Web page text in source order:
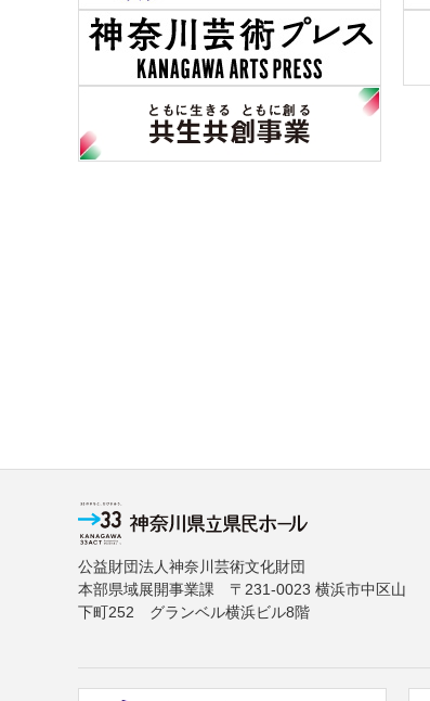
公益財団法人神奈川芸術文化財団
本部県域展開事業課 〒231-0023 横浜市中区山
下町252 グランベル横浜ビル8階